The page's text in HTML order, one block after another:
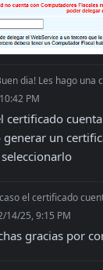
dia! Les hago una consulta, estoy armando el flujo para generar
PM
certificado
un
cuenta como "computador fiscal" cuando
14/25, 9:15 PM
gracias por